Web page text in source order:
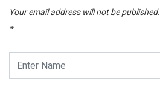
Your email address will not be published.
*